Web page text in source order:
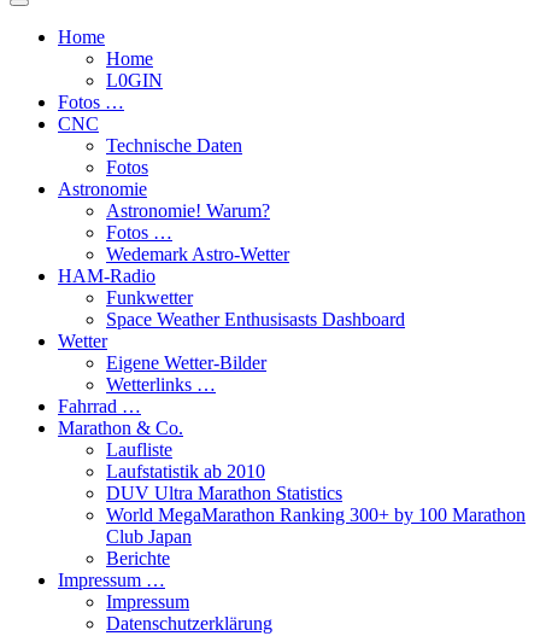
Toggle
search
field
Home
Home
L​0​​GIN
Fotos …
CNC
Technische Daten
Fotos
Astronomie
Astronomie! Warum?
Fotos …
Wedemark Astro-Wetter
HAM-Radio
Funkwetter
Space Weather Enthusisasts Dashboard
Wetter
Eigene Wetter-Bilder
Wetterlinks …
Fahrrad …
Marathon & Co.
Laufliste
Laufstatistik ab 2010
DUV Ultra Marathon Statistics
World MegaMarathon Ranking 300+ by 100 Marathon
Club Japan
Berichte
Impressum …
Impressum
Datenschutzerklärung